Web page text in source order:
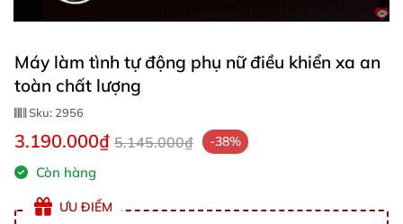
Máy làm tình tự động phụ nữ điều khiển xa an
toàn chất lượng
Sku: 2956
3.190.000₫ 5.145.000₫ -38%
Còn hàng
ƯU ĐIỂM